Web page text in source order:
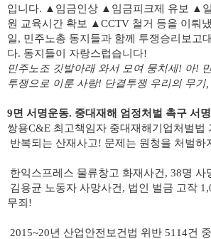
입니다. ▲임금인상 ▲임금피크제 유보 ▲
원 교육시간 확보 ▲CCTV 철거 등을 이뤄
일, 민주노총 동지들과 함께 투쟁승리보고
다. 동지들이 자랑스럽습니다!
민주노조 깃발아래 와서 모여 뭉치세! 아!
투쟁으로 이룬 사랑! 단결투쟁 우리의 무기
9면 서명운동. 중대재해 엄정처벌 촉구 서
쌍용C&E 최고책임자 중대재해기업처벌법
반복되는 산재사고! 문제는 원청을 처벌하
한익스프레스 물류창고 화재사건, 38명 사
김용균 노동자 사망사건, 법인 벌금 고작
무죄!
2015~20년 산업안전보건법 위반 5114건